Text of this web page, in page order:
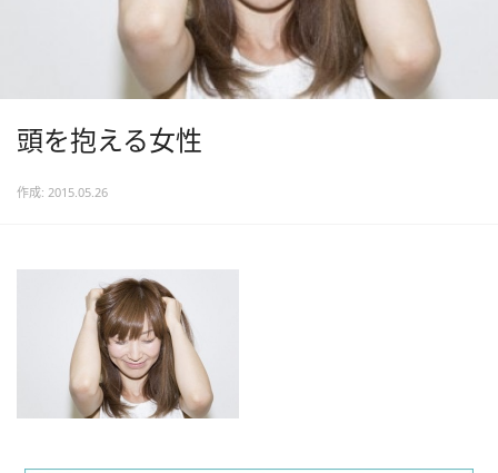
頭を抱える女性
作成: 2015.05.26